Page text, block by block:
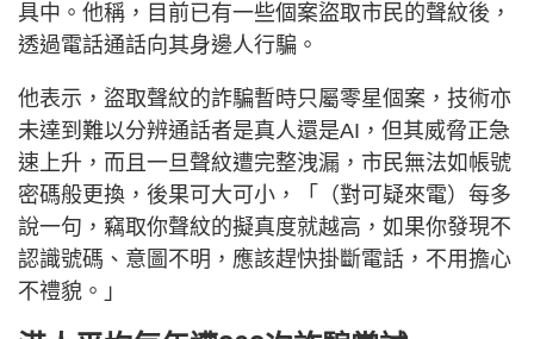
具中。他稱，目前已有一些個案盜取市民的聲紋後，
透過電話通話向其身邊人行騙。
他表示，盜取聲紋的詐騙暫時只屬零星個案，技術亦
未達到難以分辨通話者是真人還是AI，但其威脅正急
速上升，而且一旦聲紋遭完整洩漏，市民無法如帳號
密碼般更換，後果可大可小，「（對可疑來電）每多
說一句，竊取你聲紋的擬真度就越高，如果你發現不
認識號碼、意圖不明，應該趕快掛斷電話，不用擔心
不禮貌。」